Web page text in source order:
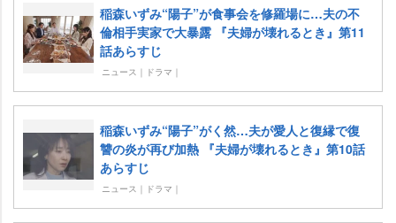
稲森いずみ“陽子”が食事会を修羅場に…夫の不
倫相手実家で大暴露 『夫婦が壊れるとき』第11
話あらすじ
ニュース｜ドラマ｜
稲森いずみ“陽子”がく然…夫が愛人と復縁で復
讐の炎が再び加熱 『夫婦が壊れるとき』第10話
あらすじ
ニュース｜ドラマ｜